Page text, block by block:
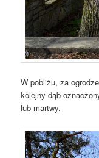
W pobliżu, za
kolejny dąb
lub martwy.